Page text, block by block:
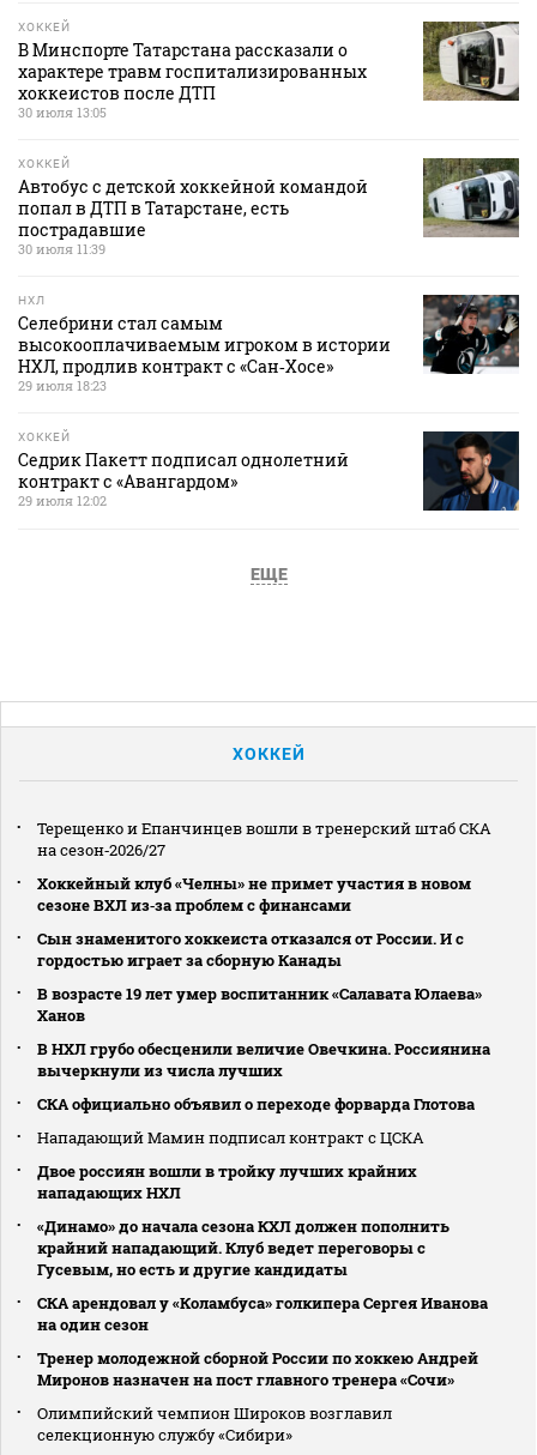
ХОККЕЙ
В Минспорте Татарстана рассказали о
характере травм госпитализированных
хоккеистов после ДТП
30 июля 13:05
ХОККЕЙ
Автобус с детской хоккейной командой
попал в ДТП в Татарстане, есть
пострадавшие
30 июля 11:39
НХЛ
Селебрини стал самым
высокооплачиваемым игроком в истории
НХЛ, продлив контракт с «Сан‑Хосе»
29 июля 18:23
ХОККЕЙ
Седрик Пакетт подписал однолетний
контракт с «Авангардом»
29 июля 12:02
ЕЩЕ
ХОККЕЙ
Терещенко и Епанчинцев вошли в тренерский штаб СКА
на сезон‑2026/27
Хоккейный клуб «Челны» не примет участия в новом
сезоне ВХЛ из‑за проблем с финансами
Сын знаменитого хоккеиста отказался от России. И с
гордостью играет за сборную Канады
В возрасте 19 лет умер воспитанник «Салавата Юлаева»
Ханов
В НХЛ грубо обесценили величие Овечкина. Россиянина
вычеркнули из числа лучших
СКА официально объявил о переходе форварда Глотова
Нападающий Мамин подписал контракт с ЦСКА
Двое россиян вошли в тройку лучших крайних
нападающих НХЛ
«Динамо» до начала сезона КХЛ должен пополнить
крайний нападающий. Клуб ведет переговоры с
Гусевым, но есть и другие кандидаты
СКА арендовал у «Коламбуса» голкипера Сергея Иванова
на один сезон
Тренер молодежной сборной России по хоккею Андрей
Миронов назначен на пост главного тренера «Сочи»
Олимпийский чемпион Широков возглавил
селекционную службу «Сибири»